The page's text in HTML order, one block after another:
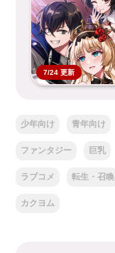
7/24 更新
少年向け 青年向け
ファンタジー 巨乳
ラブコメ 転生・召喚
カクヨム